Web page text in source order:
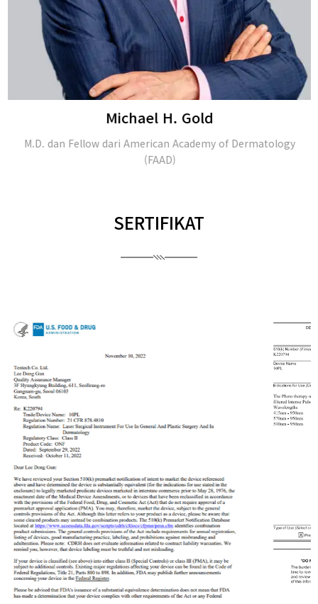
Michael H. Gold
M.D. dan Fellow dari American Academy of Dermatology
(FAAD)
SERTIFIKAT